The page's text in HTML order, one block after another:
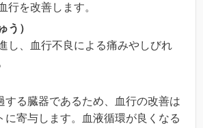
行を改善します。
う）
し、血行不良による痛みやしびれ
する臓器であるため、血行の改善は
に寄与します。血液循環が良くなる